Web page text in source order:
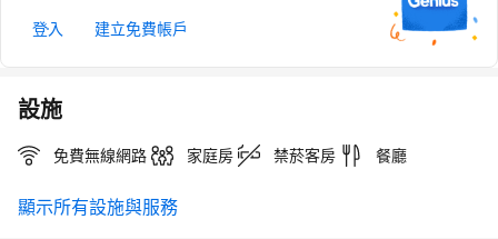
登入 建立免費帳戶
設施
免費無線網路 家庭房 禁菸客房 餐廳
顯示所有設施與服務